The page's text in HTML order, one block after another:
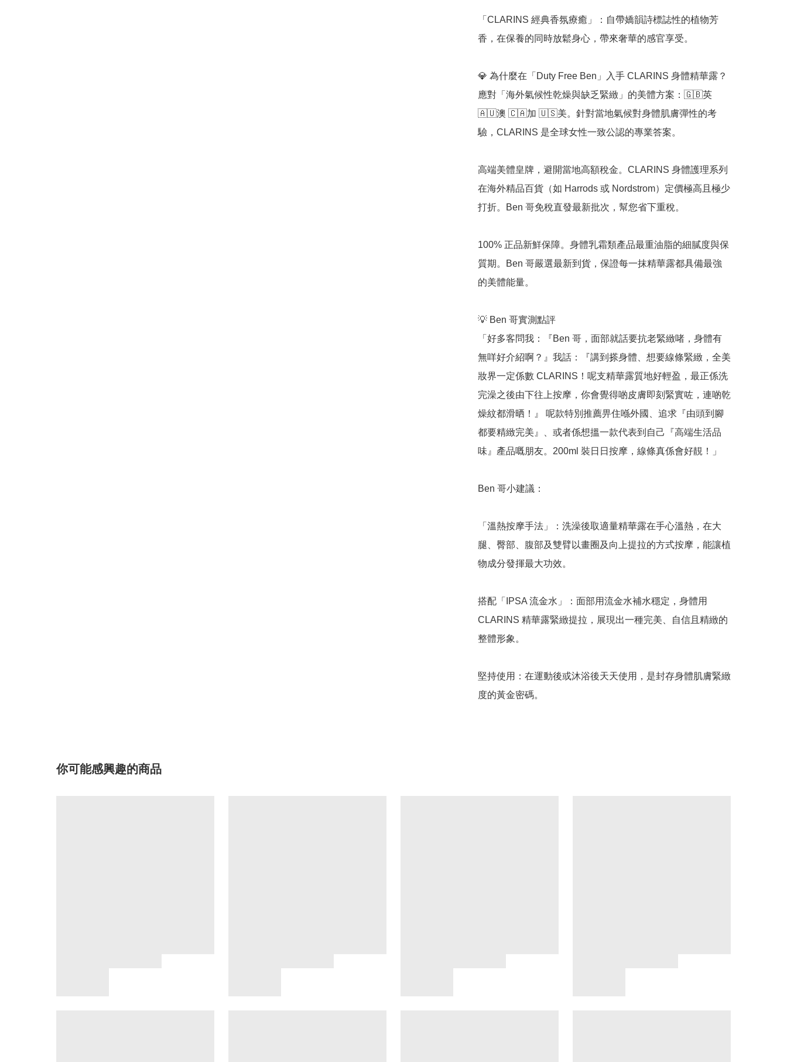
「CLARINS 經典香氛療癒」：自帶嬌韻詩標誌性的植物芳
香，在保養的同時放鬆身心，帶來奢華的感官享受。
💎 為什麼在「Duty Free Ben」入手 CLARINS 身體精華露？
應對「海外氣候性乾燥與缺乏緊緻」的美體方案：🇬🇧英
🇦🇺澳 🇨🇦加 🇺🇸美。針對當地氣候對身體肌膚彈性的考
驗，CLARINS 是全球女性一致公認的專業答案。
高端美體皇牌，避開當地高額稅金。CLARINS 身體護理系列
在海外精品百貨（如 Harrods 或 Nordstrom）定價極高且極少
打折。Ben 哥免稅直發最新批次，幫您省下重稅。
100% 正品新鮮保障。身體乳霜類產品最重油脂的細膩度與保
質期。Ben 哥嚴選最新到貨，保證每一抹精華露都具備最強
的美體能量。
💡 Ben 哥實測點評
「好多客問我：『Ben 哥，面部就話要抗老緊緻啫，身體有
無咩好介紹啊？』我話：『講到搽身體、想要線條緊緻，全美
妝界一定係數 CLARINS！呢支精華露質地好輕盈，最正係洗
完澡之後由下往上按摩，你會覺得啲皮膚即刻緊實咗，連啲乾
燥紋都滑晒！』 呢款特別推薦畀住喺外國、追求『由頭到腳
都要精緻完美』、或者係想搵一款代表到自己『高端生活品
味』產品嘅朋友。200ml 裝日日按摩，線條真係會好靚！」
Ben 哥小建議：
「溫熱按摩手法」：洗澡後取適量精華露在手心溫熱，在大
腿、臀部、腹部及雙臂以畫圈及向上提拉的方式按摩，能讓植
物成分發揮最大功效。
搭配「IPSA 流金水」：面部用流金水補水穩定，身體用
CLARINS 精華露緊緻提拉，展現出一種完美、自信且精緻的
整體形象。
堅持使用：在運動後或沐浴後天天使用，是封存身體肌膚緊緻
度的黃金密碼。
你可能感興趣的商品